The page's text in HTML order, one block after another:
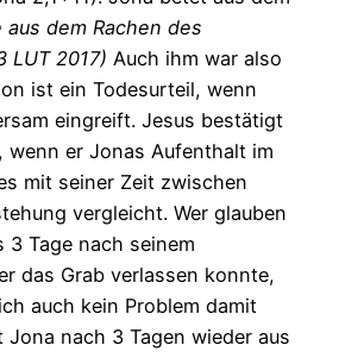
aus dem Rachen des
LUT 2017) Auch ihm war also
ist ein Todesurteil, wenn
eingreift. Jesus bestätigt
wenn er Jonas Aufenthalt im
mit seiner Zeit zwischen
vergleicht. Wer glauben
3 Tage nach seinem
das Grab verlassen konnte,
auch kein Problem damit
Jona nach 3 Tagen wieder aus